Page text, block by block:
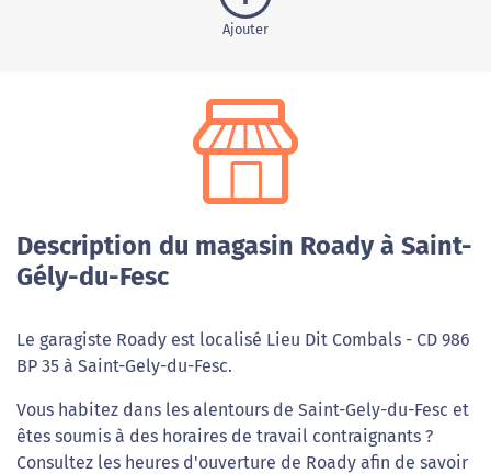
Ajouter
Description du magasin Roady à Saint-
Gély-du-Fesc
Le garagiste Roady est localisé Lieu Dit Combals - CD 986
BP 35 à Saint-Gely-du-Fesc.
Vous habitez dans les alentours de Saint-Gely-du-Fesc et
êtes soumis à des horaires de travail contraignants ?
Consultez les heures d'ouverture de Roady afin de savoir